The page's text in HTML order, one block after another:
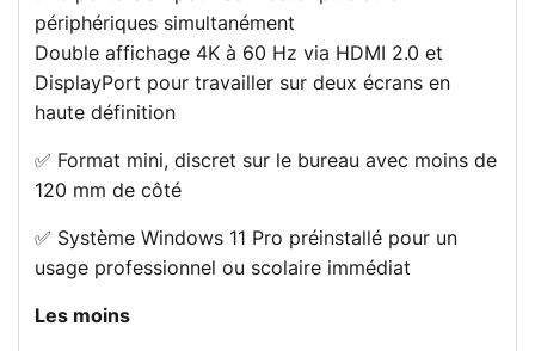
périphériques simultanément
Double affichage 4K à 60 Hz via HDMI 2.0 et
DisplayPort pour travailler sur deux écrans en
haute définition
✅ Format mini, discret sur le bureau avec moins de
120 mm de côté
✅ Système Windows 11 Pro préinstallé pour un
usage professionnel ou scolaire immédiat
Les moins